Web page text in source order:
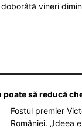
vineri
poate să reducă
Fostul premier
României. „Ideea